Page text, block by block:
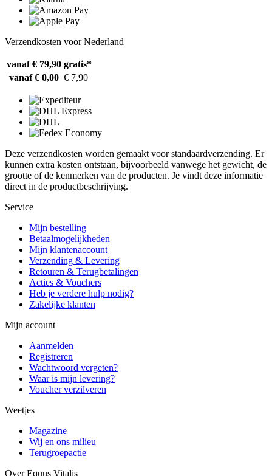
Verzendkosten voor Nederland
vanaf € 79,90 gratis*
vanaf € 0,00 € 7,90
Deze verzendkosten worden gemaakt voor standaardverzending. Er
kunnen extra kosten ontstaan, bijvoorbeeld vanwege het gewicht, de
grootte of de kenmerken van de producten. Je vindt deze informatie
direct in de productbeschrijving.
Service
Mijn bestelling
Betaalmogelijkheden
Mijn klantenaccount
Verzending & Levering
Retouren & Terugbetalingen
Acties & Vouchers
Heb je verdere hulp nodig?
Zakelijke klanten
Mijn account
Aanmelden
Registreren
Wachtwoord vergeten?
Waar is mijn levering?
Voucher verzilveren
Weetjes
Magazine
Wij en ons milieu
Terugroepactie
Over Equus Vitalis